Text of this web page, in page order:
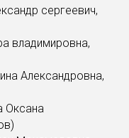
сергеевич,
владимировна,
Александровна,
Оксана